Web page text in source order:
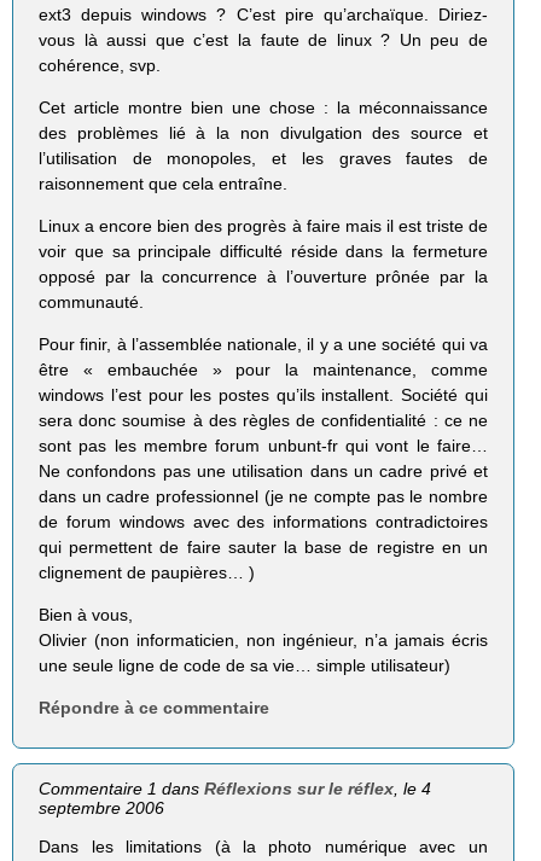
ext3 depuis windows ? C’est pire qu’archaïque. Diriez-
vous là aussi que c’est la faute de linux ? Un peu de
cohérence, svp.
Cet article montre bien une chose : la méconnaissance
des problèmes lié à la non divulgation des source et
l’utilisation de monopoles, et les graves fautes de
raisonnement que cela entraîne.
Linux a encore bien des progrès à faire mais il est triste de
voir que sa principale difficulté réside dans la fermeture
opposé par la concurrence à l’ouverture prônée par la
communauté.
Pour finir, à l’assemblée nationale, il y a une société qui va
être « embauchée » pour la maintenance, comme
windows l’est pour les postes qu’ils installent. Société qui
sera donc soumise à des règles de confidentialité : ce ne
sont pas les membre forum unbunt-fr qui vont le faire…
Ne confondons pas une utilisation dans un cadre privé et
dans un cadre professionnel (je ne compte pas le nombre
de forum windows avec des informations contradictoires
qui permettent de faire sauter la base de registre en un
clignement de paupières… )
Bien à vous,
Olivier (non informaticien, non ingénieur, n’a jamais écris
une seule ligne de code de sa vie… simple utilisateur)
Répondre à ce commentaire
Commentaire 1 dansRéflexions sur le réflex, le 4
septembre 2006
Dans les limitations (à la photo numérique avec un